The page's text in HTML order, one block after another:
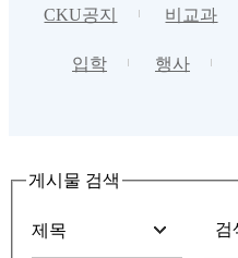
CKU공지 비교과
입학 행사
게시물 검색